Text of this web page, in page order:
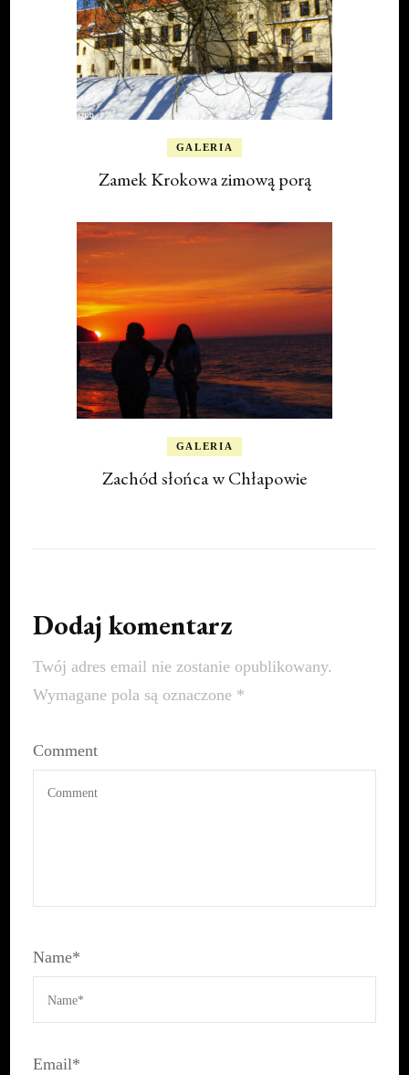
GALERIA
Zamek Krokowa zimową porą
GALERIA
Zachód słońca w Chłapowie
Dodaj komentarz
Twój adres email nie zostanie opublikowany.
Wymagane pola są oznaczone *
Comment
Name*
Email*